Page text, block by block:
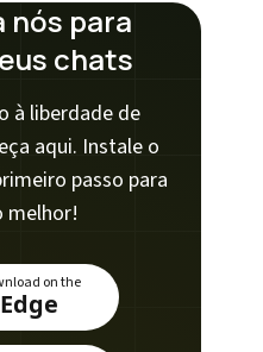
nós para
chats
à liberdade de
aqui. Instale o
passo para
melhor!
on the
Edge